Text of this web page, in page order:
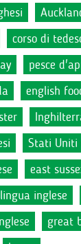
corso di
pesce
english
Stati Uniti
east
inglese
great